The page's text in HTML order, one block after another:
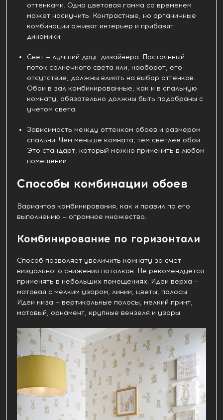
оттенками. Одна цветовая гамма со временем
может наскучить. Контрастные, но органичные
комбинации оживят интерьер и прибавят
динамики.
Свет — лучший друг дизайнера. Постоянный
поток солнечного света или, наоборот, его
отсутствие, должны влиять на выбор оттенков.
Обои в зал комбинированные, как и в спальную
комнату, обязательно должны быть подобраны с
учетом света.
Зависимость между оттенком обоев и размером
спальни. Чем меньше комната, тем светлее обои.
Это стандарт, который можно применить в любом
помещении.
Способы комбинации обоев
Вариантов комбинирования, как и правил по его
выполнению — огромное множество.
Комбинирование по горизонтали
Способ позволяет увеличить комнату за счет
визуального снижения потолков. Не рекомендуется
применять в небольших помещениях. Идеи верха —
матовая с мелким узором, линии, цветы, полосы.
Идеи низа — вертикальные полосы, мелкий принт,
матовый, орнамент, крупные вензеля и узоры.